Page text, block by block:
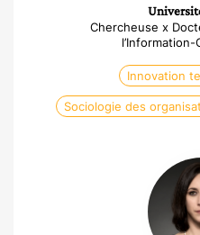
Chercheuse x
Innovation
Sociologie des